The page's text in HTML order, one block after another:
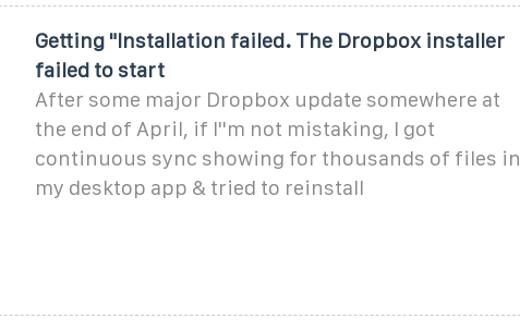
Getting "Installation failed. The Dropbox installer
failed to start
After some major Dropbox update somewhere at
the end of April, if I''m not mistaking, I got
continuous sync showing for thousands of files in
my desktop app & tried to reinstall